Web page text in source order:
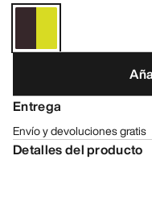
Entrega
Envío y devoluciones gratis
Detalles del producto